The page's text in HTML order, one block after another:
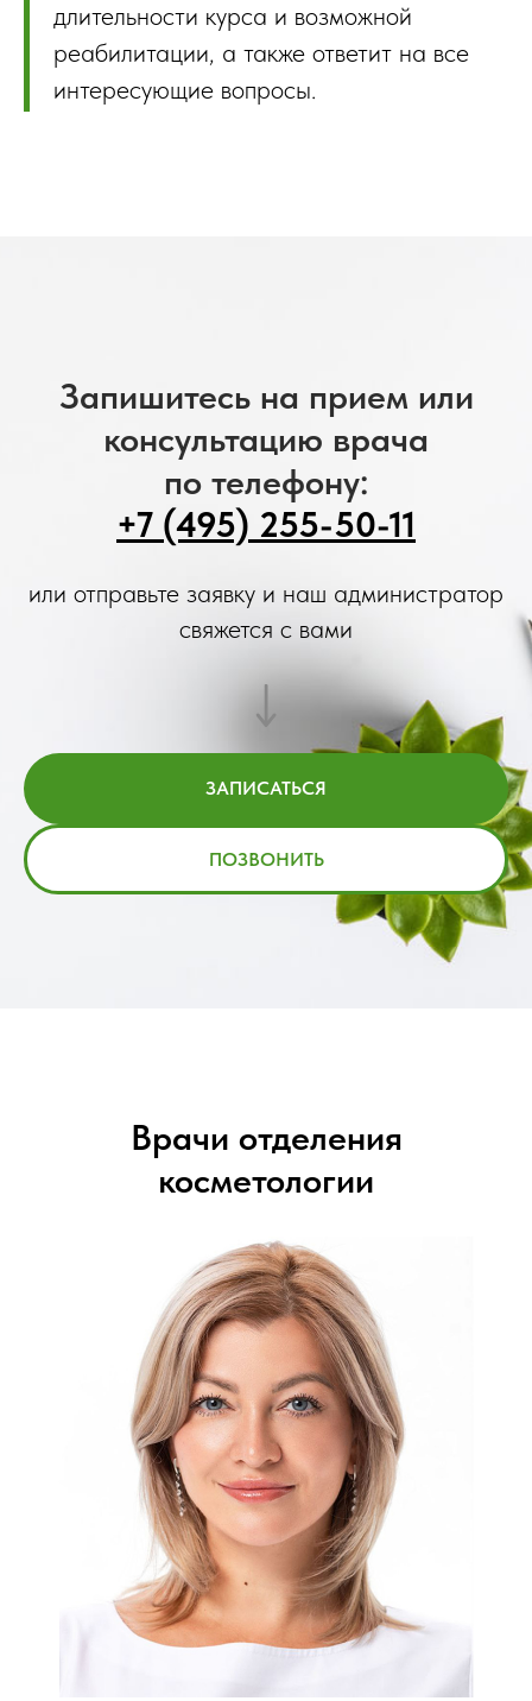
длительности курса и возможной
реабилитации, а также ответит на все
интересующие вопросы.
Запишитесь на прием или
консультацию врача
по телефону:
+7 (495) 255-50-11
или отправьте заявку и наш администратор
свяжется с вами
ЗАПИСАТЬСЯ
ПОЗВОНИТЬ
Врачи отделения
косметологии